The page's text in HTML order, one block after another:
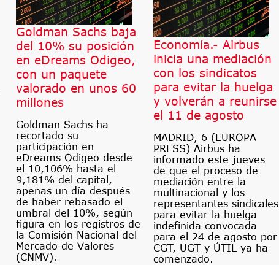
Goldman Sachs baja
del 10% su posición
en eDreams Odigeo,
con un paquete
valorado en unos 60
millones
Goldman Sachs ha
recortado su
participación en
eDreams Odigeo desde
el 10,106% hasta el
9,181% del capital,
apenas un día después
de haber rebasado el
umbral del 10%, según
figura en los registros de
la Comisión Nacional del
Mercado de Valores
(CNMV).
Economía.- Airbus
inicia una mediación
con los sindicatos
para evitar la huelga
y volverán a reunirse
el 11 de agosto
MADRID, 6 (EUROPA
PRESS) Airbus ha
informado este jueves
de que el proceso de
mediación entre la
multinacional y los
representantes sindicales
para evitar la huelga
indefinida convocada
para el 24 de agosto por
CGT, UGT y ÚTIL ya ha
comenzado.